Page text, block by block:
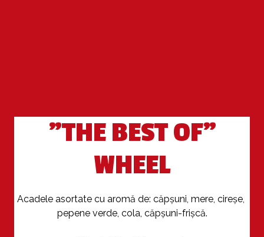
"THE BEST OF"
WHEEL
Acadele asortate cu aromă de: căpşuni, mere, cireşe,
pepene verde, cola, căpșuni-frișcă.